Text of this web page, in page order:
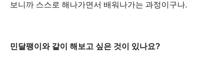
보니까 스스로 해나가면서 배워나가는 과정이구나.
민달팽이와 같이 해보고 싶은 것이 있나요?